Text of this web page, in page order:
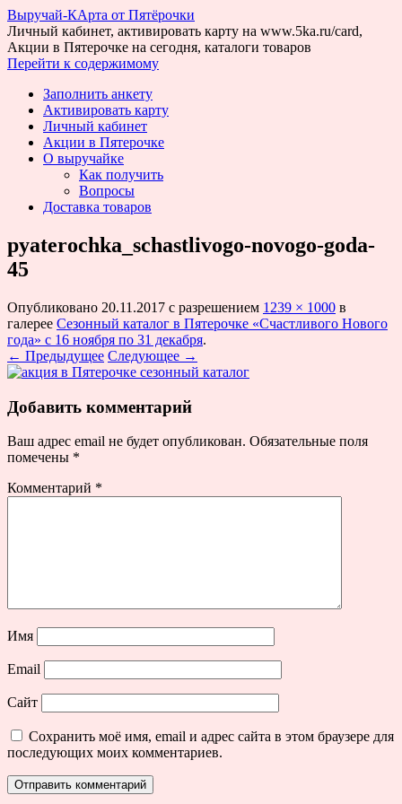
Выручай-КАрта от Пятёрочки
Личный кабинет, активировать карту на www.5ka.ru/card,
Акции в Пятерочке на сегодня, каталоги товаров
Перейти к содержимому
Заполнить анкету
Активировать карту
Личный кабинет
Акции в Пятерочке
О выручайке
Как получить
Вопросы
Доставка товаров
pyaterochka_schastlivogo-novogo-goda-
45
Опубликовано 20.11.2017 с разрешением 1239 × 1000 в
галерее Сезонный каталог в Пятерочке «Счастливого Нового
года» с 16 ноября по 31 декабря.
← Предыдущее Следующее →
Добавить комментарий
Ваш адрес email не будет опубликован. Обязательные поля
помечены *
Комментарий *
Имя
Email
Сайт
Сохранить моё имя, email и адрес сайта в этом браузере для
последующих моих комментариев.